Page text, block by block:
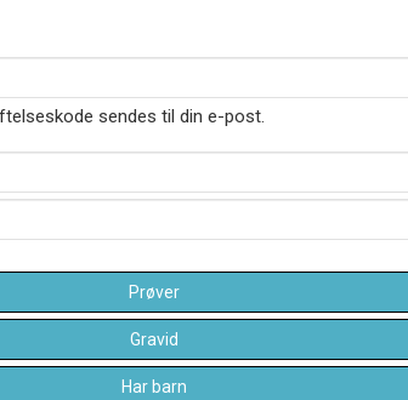
sendes til din e-post.
Prøver
Gravid
Har barn